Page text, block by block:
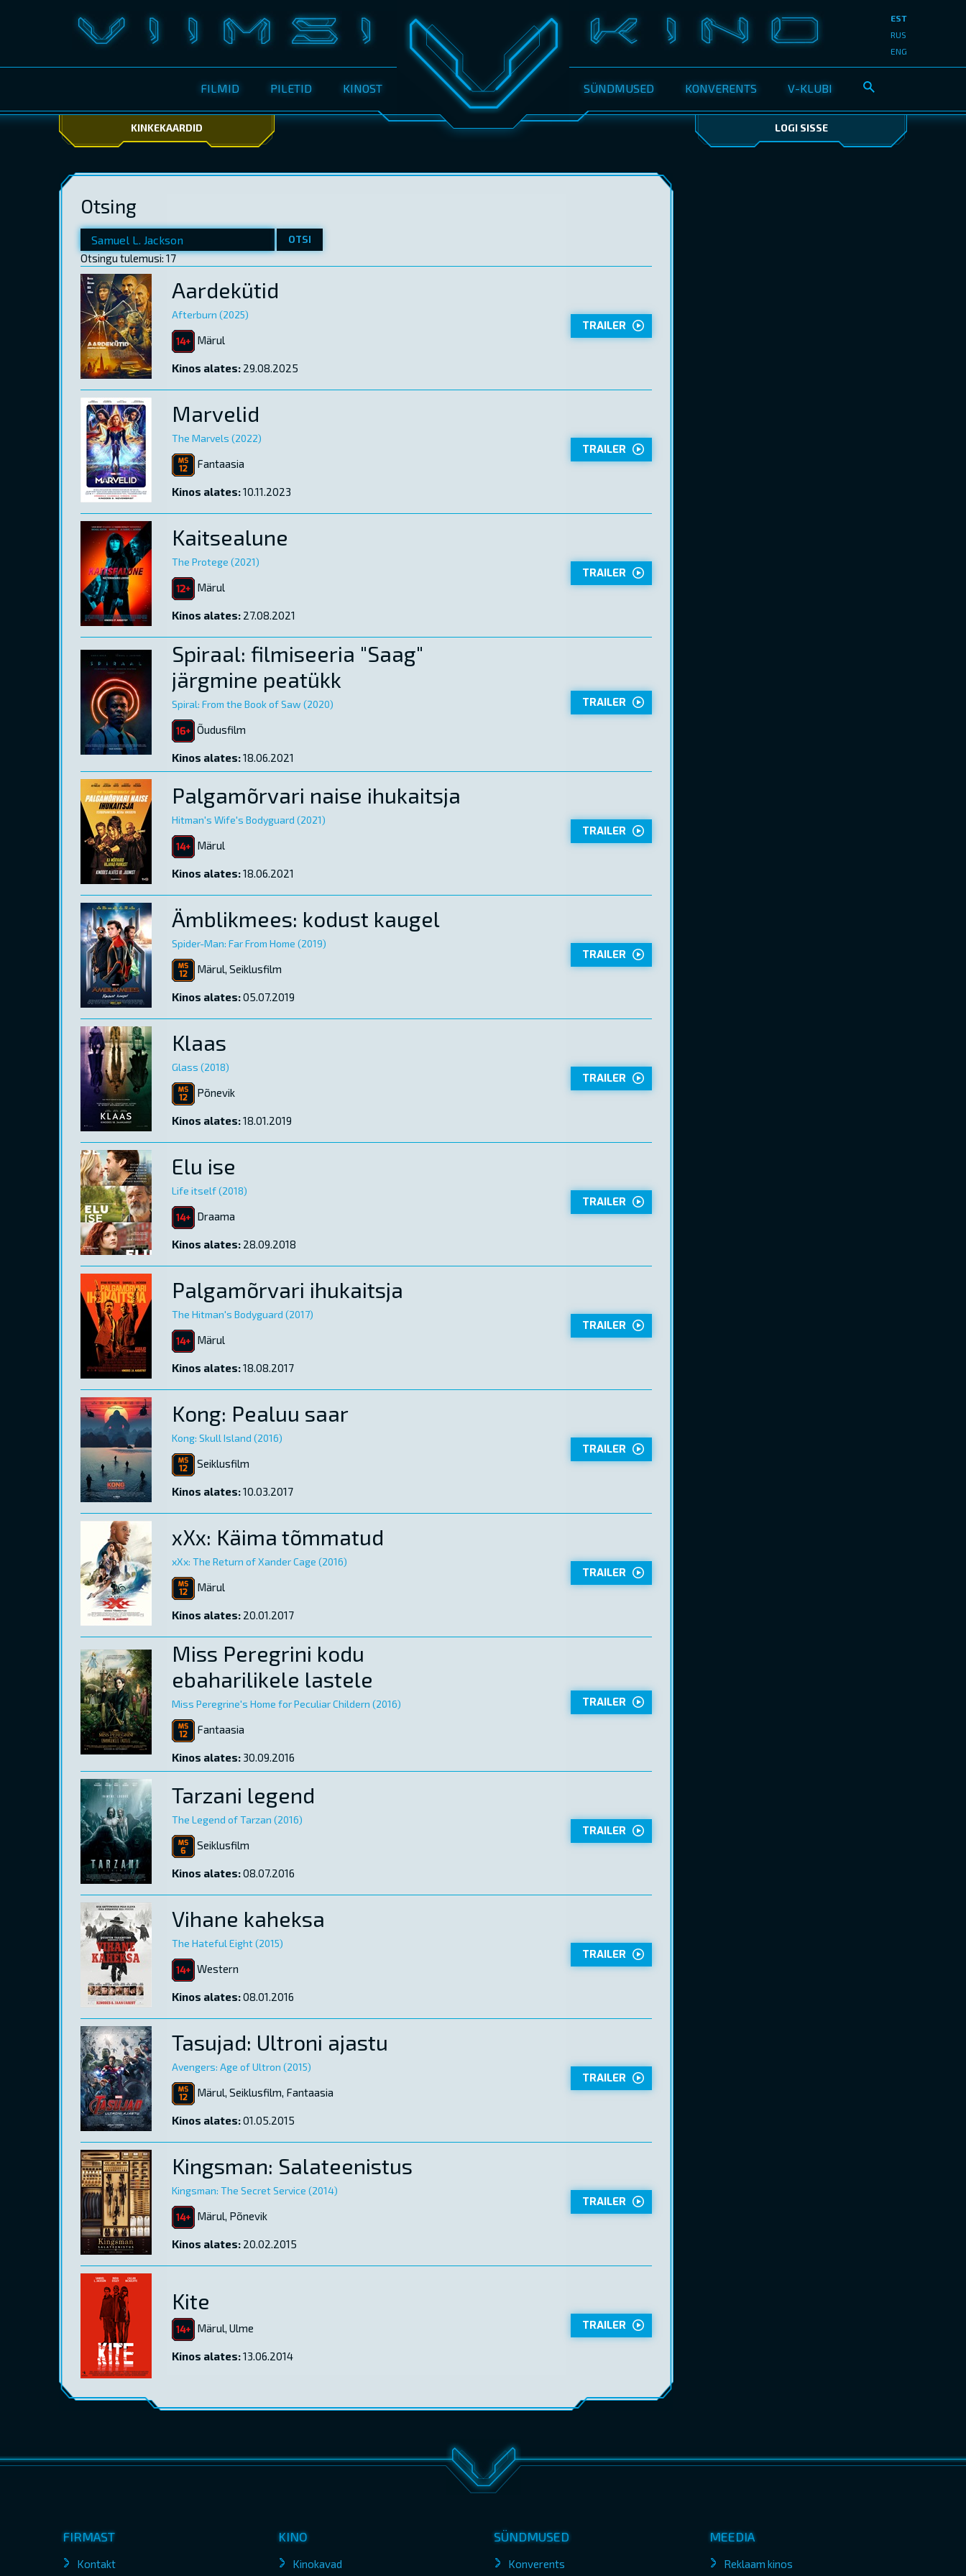
FILMID PILETID KINOST SÜNDMUSED KONVERENTS V-KLUBI
EST
RUS
ENG
KINKEKAARDID LOGI SISSE
Otsing
OTSI
Otsingu tulemusi: 17
Aardekütid
Afterburn (2025)
Märul
Kinos alates: 29.08.2025
TRAILER
Marvelid
The Marvels (2022)
Fantaasia
Kinos alates:10.11.2023
TRAILER
Kaitsealune
The Protege (2021)
Märul
Kinos alates: 27.08.2021
TRAILER
Spiraal: filmiseeria "Saag"
järgmine peatükk
Spiral: From the Book of Saw (2020)
Õudusfilm
Kinos alates:18.06.2021
TRAILER
Palgamõrvari naise ihukaitsja
Hitman's Wife's Bodyguard (2021)
Märul
Kinos alates:18.06.2021
TRAILER
Ämblikmees: kodust kaugel
Spider-Man: Far From Home (2019)
Märul, Seiklusfilm
Kinos alates:05.07.2019
TRAILER
Klaas
Glass (2018)
Põnevik
Kinos alates:18.01.2019
TRAILER
Elu ise
Life itself (2018)
Draama
Kinos alates: 28.09.2018
TRAILER
Palgamõrvari ihukaitsja
The Hitman's Bodyguard (2017)
Märul
Kinos alates:18.08.2017
TRAILER
Kong: Pealuu saar
Kong: Skull Island (2016)
Seiklusfilm
Kinos alates:10.03.2017
TRAILER
xXx: Käima tõmmatud
xXx: The Return of Xander Cage (2016)
Märul
Kinos alates: 20.01.2017
TRAILER
Miss Peregrini kodu
ebaharilikele lastele
Miss Peregrine's Home for Peculiar Childern (2016)
Fantaasia
Kinos alates: 30.09.2016
TRAILER
Tarzani legend
The Legend of Tarzan (2016)
Seiklusfilm
Kinos alates:08.07.2016
TRAILER
Vihane kaheksa
The Hateful Eight (2015)
Western
Kinos alates:08.01.2016
TRAILER
Tasujad: Ultroni ajastu
Avengers: Age of Ultron (2015)
Märul, Seiklusfilm, Fantaasia
Kinos alates:01.05.2015
TRAILER
Kingsman: Salateenistus
Kingsman: The Secret Service (2014)
Märul, Põnevik
Kinos alates: 20.02.2015
TRAILER
Kite
Märul, Ulme
Kinos alates:13.06.2014
TRAILER
FIRMAST
Kontakt
KINO
Kinokavad
SÜNDMUSED
Konverents
MEEDIA
Reklaam kinos